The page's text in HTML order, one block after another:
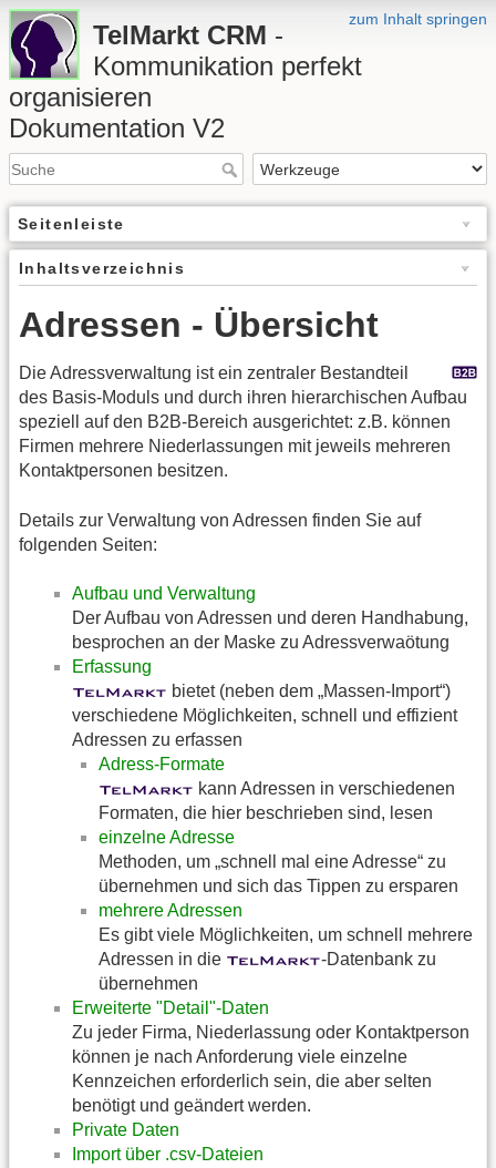
zum Inhalt springen
TelMarkt CRM -
Kommunikation perfekt
organisieren
Dokumentation V2
Seitenleiste
Inhaltsverzeichnis
Adressen - Übersicht
Die Adressverwaltung ist ein zentraler Bestandteil
des Basis-Moduls und durch ihren hierarchischen Aufbau
speziell auf den B2B-Bereich ausgerichtet: z.B. können
Firmen mehrere Niederlassungen mit jeweils mehreren
Kontaktpersonen besitzen.
Details zur Verwaltung von Adressen finden Sie auf
folgenden Seiten:
Aufbau und Verwaltung
Der Aufbau von Adressen und deren Handhabung,
besprochen an der Maske zu Adressverwaötung
Erfassung
bietet (neben dem „Massen-Import“)
verschiedene Möglichkeiten, schnell und effizient
Adressen zu erfassen
Adress-Formate
kann Adressen in verschiedenen
Formaten, die hier beschrieben sind, lesen
einzelne Adresse
Methoden, um „schnell mal eine Adresse“ zu
übernehmen und sich das Tippen zu ersparen
mehrere Adressen
Es gibt viele Möglichkeiten, um schnell mehrere
Adressen in die
-Datenbank zu
übernehmen
Erweiterte "Detail"-Daten
Zu jeder Firma, Niederlassung oder Kontaktperson
können je nach Anforderung viele einzelne
Kennzeichen erforderlich sein, die aber selten
benötigt und geändert werden.
Private Daten
Import über .csv-Dateien